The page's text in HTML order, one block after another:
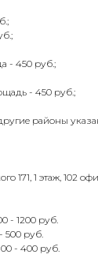
- 450 руб.;
- 450 руб.;
районы
171, 1 этаж, 102
- 1200 руб.
500 руб.
- 400 руб.